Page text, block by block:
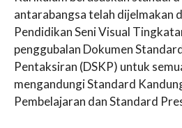
antarabangsa telah dijelmakan
Pendidikan Seni Visual
penggubalan Dokumen
Pentaksiran (DSKP) untuk
mengandungi Standard
Pembelajaran dan Standard